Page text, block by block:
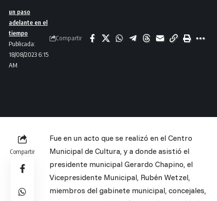
Publicada:
18/08/2023 6:15
AM
un paso
adelante en el
tiempo
Compartir
Compartir
Fue en un acto que se realizó en el Centro
Municipal de Cultura, y a donde asistió el
presidente municipal Gerardo Chapino, el
Vicepresidente Municipal, Rubén Wetzel,
miembros del gabinete municipal, concejales,